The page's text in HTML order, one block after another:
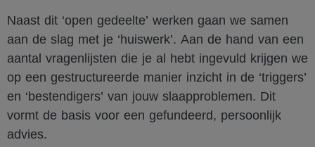
Naast dit ‘open gedeelte’ werken gaan we samen
aan de slag met je ‘huiswerk’. Aan de hand van een
aantal vragenlijsten die je al hebt ingevuld krijgen we
op een gestructureerde manier inzicht in de ‘triggers’
en ‘bestendigers’ van jouw slaapproblemen. Dit
vormt de basis voor een gefundeerd, persoonlijk
advies.